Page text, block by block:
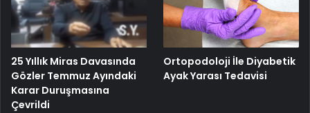
25 Yıllık Miras Davasında
Gözler Temmuz Ayındaki
Karar Duruşmasına
Çevrildi
Ortopodoloji İle Diyabetik
Ayak Yarası Tedavisi